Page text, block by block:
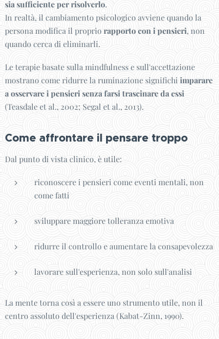
sia sufficiente per risolverlo.
In realtà, il cambiamento psicologico avviene quando la
persona modifica il proprio rapporto con i pensieri, non
quando cerca di eliminarli.
Le terapie basate sulla mindfulness e sull'accettazione
mostrano come ridurre la ruminazione significhi imparare
a osservare i pensieri senza farsi trascinare da essi
(Teasdale et al., 2002; Segal et al., 2013).
Come affrontare il pensare troppo
Dal punto di vista clinico, è utile:
riconoscere i pensieri come eventi mentali, non
come fatti
sviluppare maggiore tolleranza emotiva
ridurre il controllo e aumentare la consapevolezza
lavorare sull'esperienza, non solo sull'analisi
La mente torna così a essere uno strumento utile, non il
centro assoluto dell'esperienza (Kabat-Zinn, 1990).